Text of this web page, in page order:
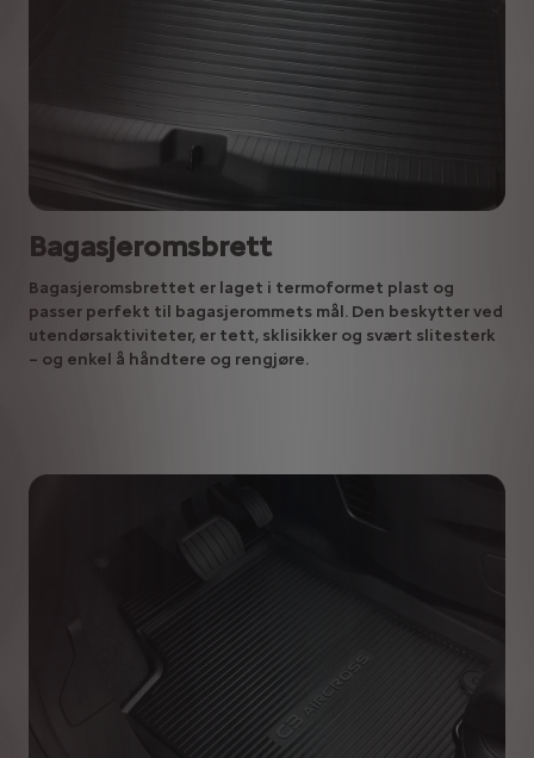
Bagasjeromsbrett
Bagasjeromsbrettet er laget i termoformet plast og
passer perfekt til bagasjerommets mål. Den beskytter ved
utendørsaktiviteter, er tett, sklisikker og svært slitesterk
– og enkel å håndtere og rengjøre.